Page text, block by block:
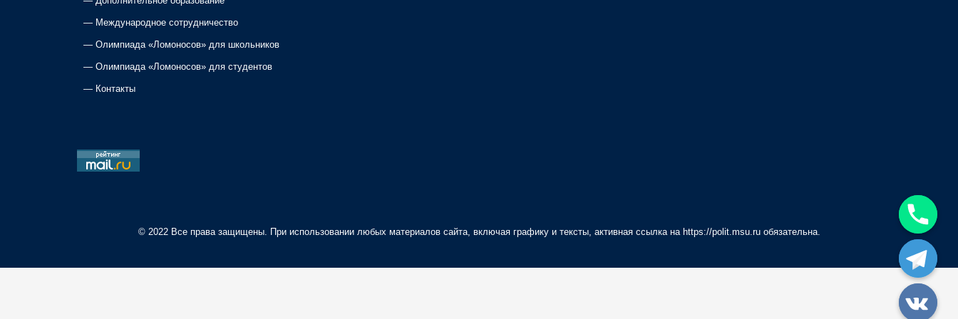
— Международное сотрудничество
— Олимпиада «Ломоносов» для школьников
— Олимпиада «Ломоносов» для студентов
— Контакты
© 2022 Все права защищены. При использовании любых материалов сайта, включая графику и тексты, активная ссылка на https://polit.msu.ruобязательна.